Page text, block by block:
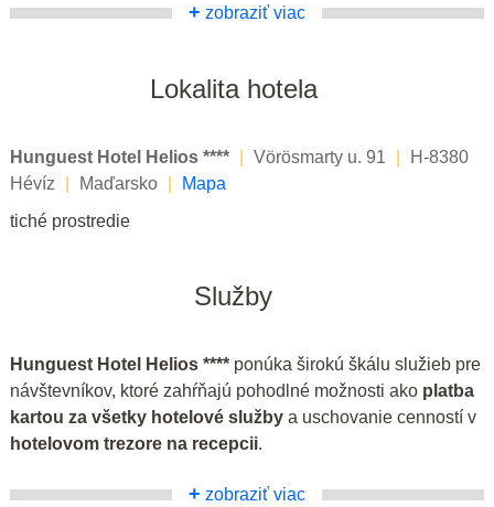
+ zobraziť viac
Lokalita hotela
Hunguest Hotel Helios **** Vörösmarty u. 91
H-8380
Hévíz
Maďarsko
Mapa
tiché prostredie
Služby
Hunguest Hotel Helios **** ponúka širokú škálu služieb pre
návštevníkov, ktoré zahŕňajú pohodlné možnosti ako platba
kartou za všetky hotelové služby a uschovanie cenností v
hotelovom trezore na recepcii.
+ zobraziť viac